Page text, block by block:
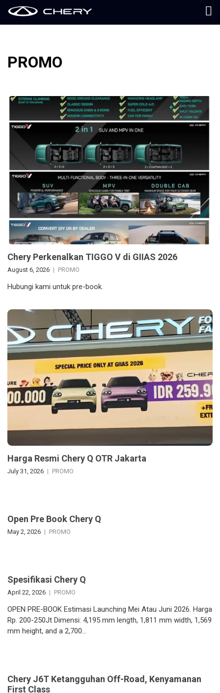
PROMO
Chery Perkenalkan TIGGO V di GIIAS 2026
August 6, 2026 PROMO
Hubungi kami untuk pre-book.
Harga Resmi Chery Q OTR Jakarta
July 31, 2026 PROMO
Open Pre Book Chery Q
May 2, 2026 PROMO
Spesifikasi Chery Q
April 22, 2026 PROMO
OPEN PRE-BOOK Estimasi Launching Mei Atau Juni 2026. Harga
Rp. 200-250Jt Dimensi: 4,195 mm length, 1,811 mm width, 1,569
mm height, and a 2,700…
Chery J6T Ketangguhan Off-Road, Kenyamanan
First Class